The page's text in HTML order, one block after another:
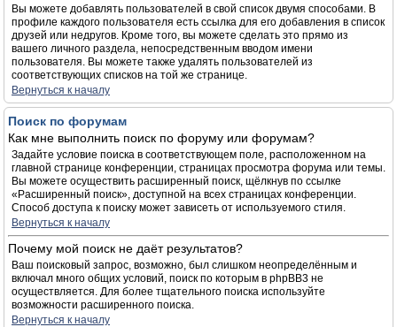
Вы можете добавлять пользователей в свой список двумя способами. В
профиле каждого пользователя есть ссылка для его добавления в список
друзей или недругов. Кроме того, вы можете сделать это прямо из
вашего личного раздела, непосредственным вводом имени
пользователя. Вы можете также удалять пользователей из
соответствующих списков на той же странице.
Вернуться к началу
Поиск по форумам
Как мне выполнить поиск по форуму или форумам?
Задайте условие поиска в соответствующем поле, расположенном на
главной странице конференции, страницах просмотра форума или темы.
Вы можете осуществить расширенный поиск, щёлкнув по ссылке
«Расширенный поиск», доступной на всех страницах конференции.
Способ доступа к поиску может зависеть от используемого стиля.
Вернуться к началу
Почему мой поиск не даёт результатов?
Ваш поисковый запрос, возможно, был слишком неопределённым и
включал много общих условий, поиск по которым в phpBB3 не
осуществляется. Для более тщательного поиска используйте
возможности расширенного поиска.
Вернуться к началу